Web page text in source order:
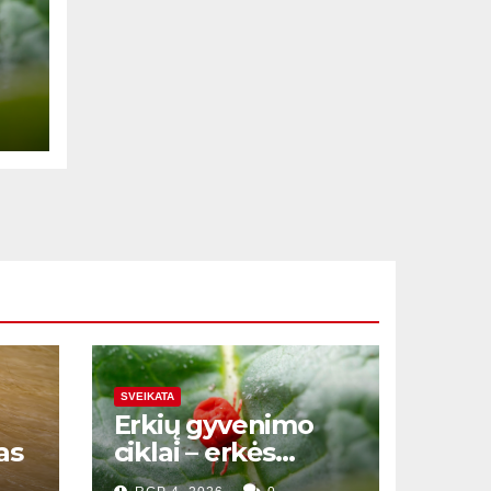
SVEIKATA
Erkių gyvenimo
ciklai – erkės
gyvenimo ciklas